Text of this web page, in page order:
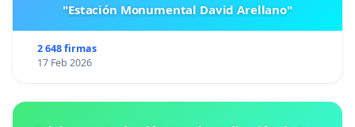
"Estación Monumental David Arellano"
2 648 firmas
17 Feb 2026